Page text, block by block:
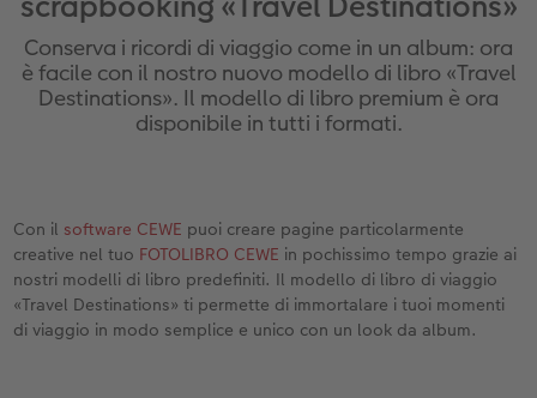
Custodia personalizzata
Tasca interna
FOTOLIBRO CEWE Kids
Primi passi
Come ordinare
Nature Prints
Poster premium
Set di foto
Foto istantanee
Fototessere biometriche
Poster con mappa
Collage fotografico
hexxas
Poster in alluminio
Foto su legno
Altre occasioni
Biglietti pieghevoli
Foto biglietti
Cartoline singole con spedizione diretta
CEWE myPhotos
Giochi
Scuola e ufficio
Animali domestici
Stampe artistiche
Foto-box regalo
Cover in silicone
Cover rigide
Cover in pelle
Cover cellulare con tracolla
Con design
Calendari da parete con design
Calendario da parete A4
Calendario da parete A4 Panoramico
Calendario da tavolo quadrato
CEWE myPhotos
per il compleanno
Regali per la festa della mamma
Regali d’addio
per gli sposi
per l’addio al nubilato
Matrimonio
Annuario
Concorsi fotografici
Conserva i ricordi di viaggio come in un album: ora
è facile con il nostro nuovo modello di libro «Travel
Destinations». Il modello di libro premium è ora
disponibile in tutti i formati.
Con il software CEWE puoi creare pagine particolarmente
creative nel tuo FOTOLIBRO CEWE in pochissimo tempo grazie ai
nostri modelli di libro predefiniti. Il modello di libro di viaggio
«Travel Destinations» ti permette di immortalare i tuoi momenti
di viaggio in modo semplice e unico con un look da album.